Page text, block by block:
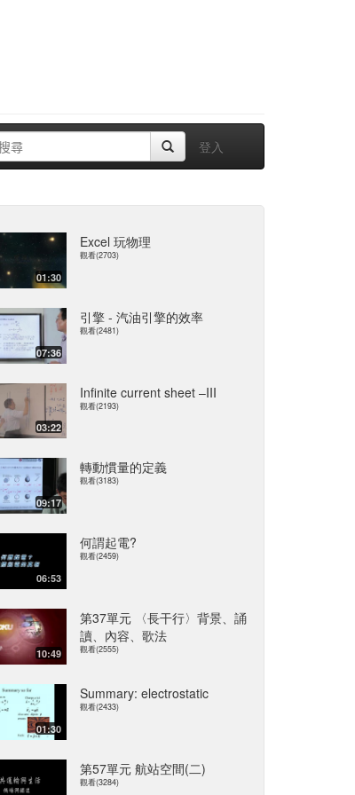
登入
01:30
Excel 玩物理
觀看(2703)
07:36
引擎 - 汽油引擎的效率
觀看(2481)
03:22
Infinite current sheet –III
觀看(2193)
09:17
轉動慣量的定義
觀看(3183)
06:53
何謂起電?
觀看(2459)
10:49
第37單元 〈長干行〉背景、誦
讀、內容、歌法
觀看(2555)
01:30
Summary: electrostatic
觀看(2433)
第57單元 航站空間(二)
觀看(3284)